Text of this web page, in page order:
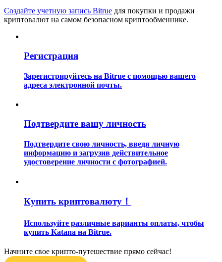
и т. д.
Торговые стратегии
Узнайте, как оставаться прибыльным
Создайте учетную запись Bitrue для покупки и продажи
криптовалют на самом безопасном криптообменнике.
Регистрация
Зарегистрируйтесь на Bitrue с помощью вашего
адреса электронной почты.
Подтвердите вашу личность
Подтвердите свою личность, введя личную
информацию и загрузив действительное
удостоверение личности с фотографией.
Купить криптовалюту！
Используйте различные варианты оплаты, чтобы
купить Katana на Bitrue.
Начните свое крипто-путешествие прямо сейчас!